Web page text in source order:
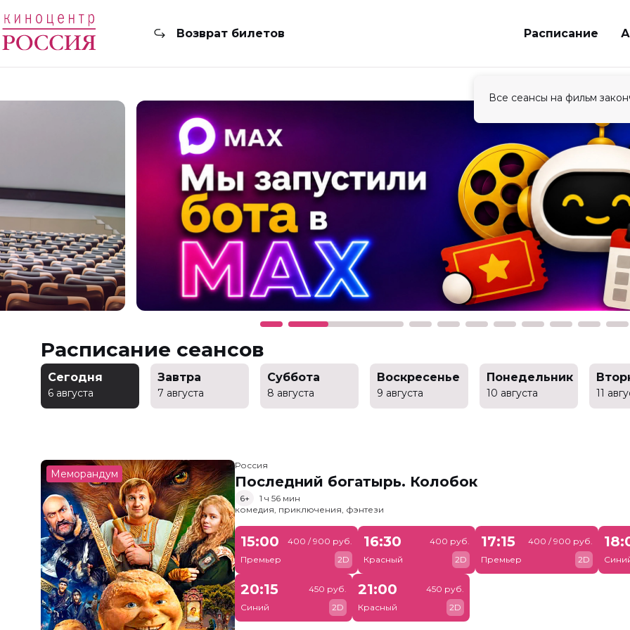
Возврат билетов Расписание
Расписание сеансов
Сегодня
6 августа
Завтра
7 августа
Суббота
8 августа
Воскресенье
9 августа
Понедельник
10 августа 11
Меморандум
Россия
Последний богатырь. Колобок
6+
1 ч 56 мин
комедия, приключения, фэнтези
15:00
Премьер
400 / 900 руб.
2D
16:30
Красный
400 руб.
2D
17:15
Премьер
400 / 900 руб.
2D
20:15
Синий
450 руб.
2D
21:00
Красный
450 руб.
2D
Все сеансы на фильм